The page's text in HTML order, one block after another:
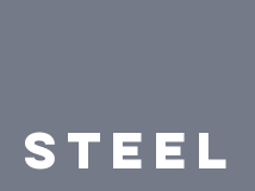
Steel